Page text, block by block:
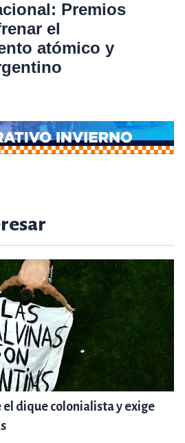
Premios
el
atómico y
dique colonialista y exige